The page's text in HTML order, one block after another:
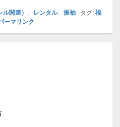
関連） レンタル、 振袖 タグ:福
ーマリンク